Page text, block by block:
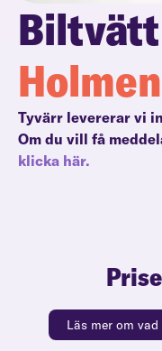
Biltvätt
Holmen
Tyvärr levererar vi
Om du vill få
klicka här.
Läs mer om